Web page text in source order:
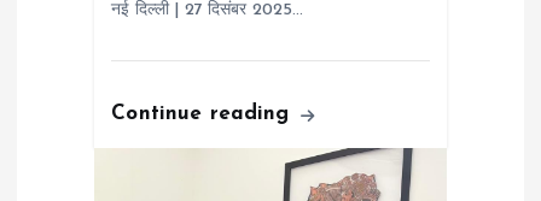
नई दिल्ली | 27 दिसंबर 2025…
Continue reading